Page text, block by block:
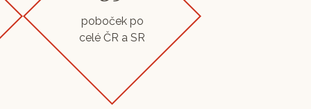
poboček po
celé ČR a SR